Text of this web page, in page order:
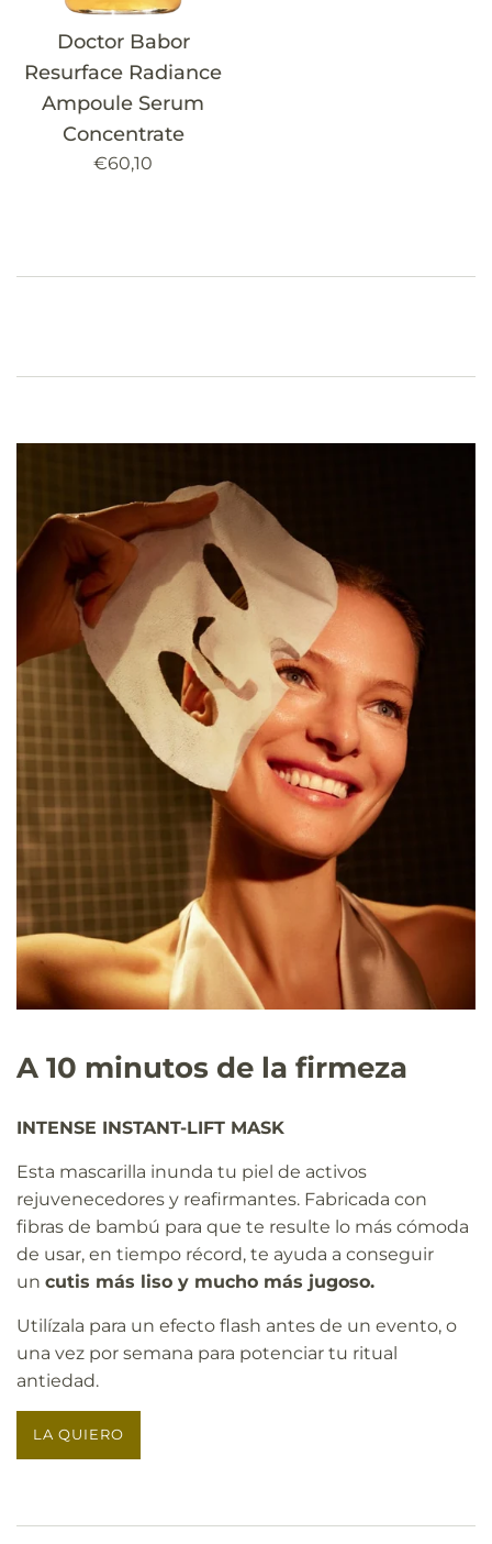
Doctor Babor
Resurface Radiance
Ampoule Serum
Concentrate
Precio
€60,10
A 10 minutos de la firmeza
INTENSE INSTANT-LIFT MASK
Esta mascarilla inunda tu piel de activos
rejuvenecedores y reafirmantes. Fabricada con
fibras de bambú para que te resulte lo más cómoda
de usar, en tiempo récord, te ayuda a conseguir
un cutis más liso y mucho más jugoso.
Utilízala para un efecto flash antes de un evento, o
una vez por semana para potenciar tu ritual
antiedad.
LA QUIERO